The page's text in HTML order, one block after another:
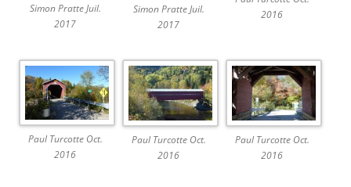
Simon Pratte Juil.
2017
Simon Pratte Juil.
2017
2016
Paul Turcotte Oct.
2016
Paul Turcotte Oct.
2016
Paul Turcotte Oct.
2016